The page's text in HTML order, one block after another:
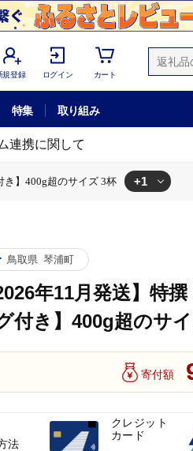
規登録 ログイン カート
特集 取り組み
連携に関して
き】400g超のサイズ 3杯 +1
鳥取県 琴浦町
年11月発送】特
付き】400g超のサ
寄付額
法
クレジット
カード